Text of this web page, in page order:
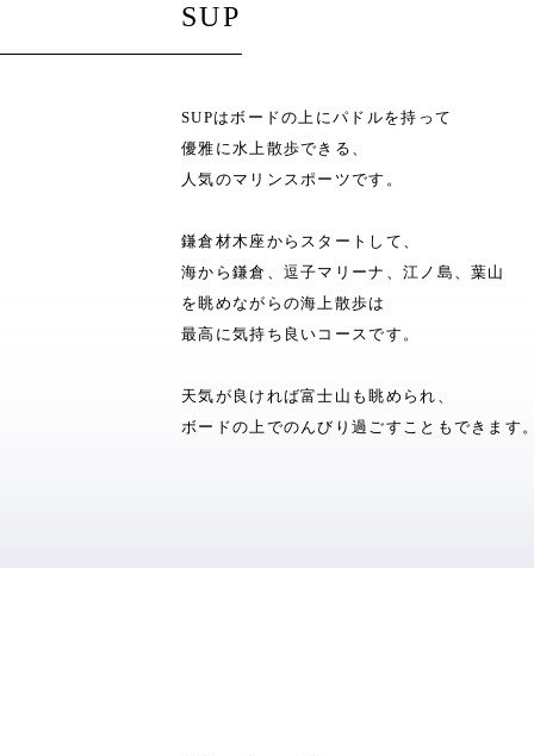
SUP
SUPはボードの上にパドルを持って
優雅に水上散歩できる、
人気のマリンスポーツです。
鎌倉材木座からスタートして、
海から鎌倉、逗子マリーナ、江ノ島、葉山
を眺めながらの海上散歩は
最高に気持ち良いコースです。
天気が良ければ富士山も眺められ、
ボードの上でのんびり過ごすこともできます